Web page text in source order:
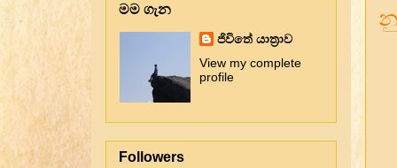
මම ගැන
ජිවිතේ යාත්‍රාව
View my complete
profile
Followers